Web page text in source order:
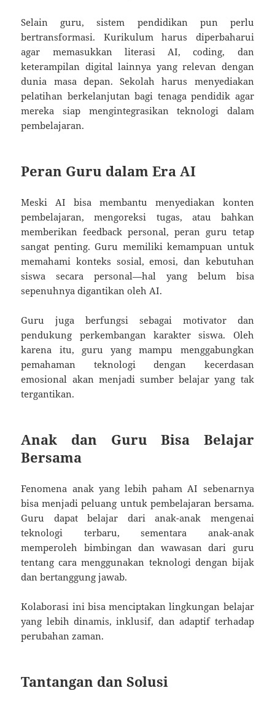
Selain guru, sistem pendidikan pun perlu
bertransformasi. Kurikulum harus diperbaharui
agar memasukkan literasi AI, coding, dan
keterampilan digital lainnya yang relevan dengan
dunia masa depan. Sekolah harus menyediakan
pelatihan berkelanjutan bagi tenaga pendidik agar
mereka siap mengintegrasikan teknologi dalam
pembelajaran.
Peran Guru dalam Era AI
Meski AI bisa membantu menyediakan konten
pembelajaran, mengoreksi tugas, atau bahkan
memberikan feedback personal, peran guru tetap
sangat penting. Guru memiliki kemampuan untuk
memahami konteks sosial, emosi, dan kebutuhan
siswa secara personal—hal yang belum bisa
sepenuhnya digantikan oleh AI.
Guru juga berfungsi sebagai motivator dan
pendukung perkembangan karakter siswa. Oleh
karena itu, guru yang mampu menggabungkan
pemahaman teknologi dengan kecerdasan
emosional akan menjadi sumber belajar yang tak
tergantikan.
Anak dan Guru Bisa Belajar
Bersama
Fenomena anak yang lebih paham AI sebenarnya
bisa menjadi peluang untuk pembelajaran bersama.
Guru dapat belajar dari anak-anak mengenai
teknologi terbaru, sementara anak-anak
memperoleh bimbingan dan wawasan dari guru
tentang cara menggunakan teknologi dengan bijak
dan bertanggung jawab.
Kolaborasi ini bisa menciptakan lingkungan belajar
yang lebih dinamis, inklusif, dan adaptif terhadap
perubahan zaman.
Tantangan dan Solusi